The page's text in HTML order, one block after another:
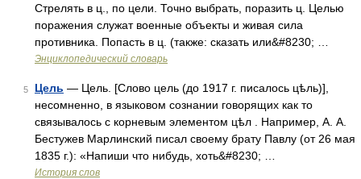
Стрелять в ц., по цели. Точно выбрать, поразить ц. Целью
поражения служат военные объекты и живая сила
противника. Попасть в ц. (также: сказать или&#8230; …
Энциклопедический словарь
5 Цель — Цель. [Слово цель (до 1917 г. писалось цѣль)],
несомненно, в языковом сознании говорящих как то
связывалось с корневым элементом цѣл . Например, А. А.
Бестужев Марлинский писал своему брату Павлу (от 26 мая
1835 г.): «Напиши что нибудь, хоть&#8230; …
История слов